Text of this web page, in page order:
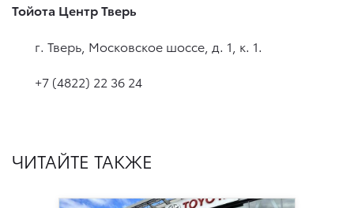
Тойота Центр Тверь
г. Тверь, Московское шоссе, д. 1, к. 1.
+7 (4822) 22 36 24
ЧИТАЙТЕ ТАКЖЕ